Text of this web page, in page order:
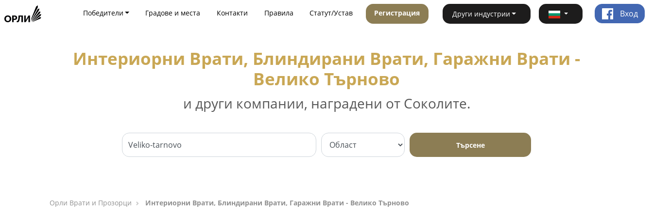
Победители Градове и места Контакти Правила Статут/Устав Регистрация Други индустрии Вход
Интериорни Врати, Блиндирани Врати, Гаражни Врати -
Велико Търново
и други компании, наградени от Соколите.
Търсене
Орли Врати и Прозорци Интериорни Врати, Блиндирани Врати, Гаражни Врати - Велико Търново